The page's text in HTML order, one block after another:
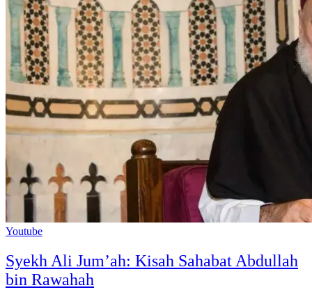
Youtube
Syekh Ali Jum’ah: Kisah Sahabat Abdullah
bin Rawahah